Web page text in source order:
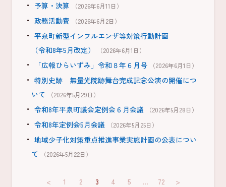
予算・決算 （2026年6月11日）
政務活動費 （2026年6月2日）
平泉町新型インフルエンザ等対策行動計画
（令和8年5月改定）
（2026年6月1日）
「広報ひらいずみ」令和８年６月号 （2026年6月1日）
特別史跡 無量光院跡舞台完成記念公演の開催につ
いて
（2026年5月29日）
令和8年平泉町議会定例会６月会議 （2026年5月28日）
令和8年定例会5月会議 （2026年5月25日）
地域少子化対策重点推進事業実施計画の公表につい
て
（2026年5月22日）
< 1 2 3 4 5 … 72 >